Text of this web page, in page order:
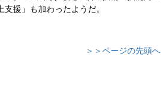
援」も加わったようだ。
＞＞ページの先頭へ